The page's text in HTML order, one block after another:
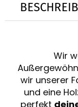
Wir
wir unserer
und eine
perfekt